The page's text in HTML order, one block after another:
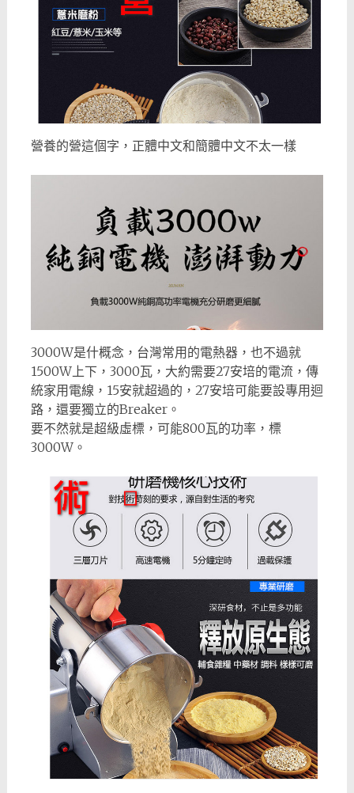
營養的營這個字，正體中文和簡體中文不太一樣
3000W是什概念，台灣常用的電熱器，也不過就
1500W上下，3000瓦，大約需要27安培的電流，傳
統家用電線，15安就超過的，27安培可能要設專用迴
路，還要獨立的Breaker。
要不然就是超級虛標，可能800瓦的功率，標
3000W。